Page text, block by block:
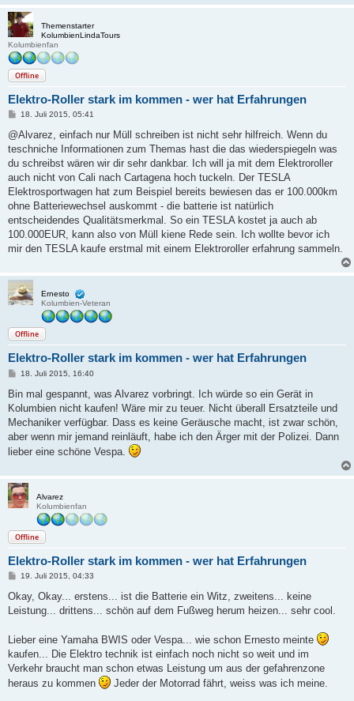
Themenstarter
KolumbienLindaTours
Kolumbienfan
Offline
Elektro-Roller stark im kommen - wer hat Erfahrungen
B
i
r
a
18. Juli 2015, 05:41
@Alvarez, einfach nur Müll schreiben ist nicht sehr hilfreich. Wenn du
teschniche Informationen zum Themas hast die das wiederspiegeln was
du schreibst wären wir dir sehr dankbar. Ich will ja mit dem Elektroroller
auch nicht von Cali nach Cartagena hoch tuckeln. Der TESLA
Elektrosportwagen hat zum Beispiel bereits bewiesen das er 100.000km
ohne Batteriewechsel auskommt - die batterie ist natürlich
entscheidendes Qualitätsmerkmal. So ein TESLA kostet ja auch ab
100.000EUR, kann also von Müll kiene Rede sein. Ich wollte bevor ich
mir den TESLA kaufe erstmal mit einem Elektroroller erfahrung sammeln.
Ernesto
Kolumbien-Veteran
Offline
Elektro-Roller stark im kommen - wer hat Erfahrungen
B
i
r
a
18. Juli 2015, 16:40
Bin mal gespannt, was Alvarez vorbringt. Ich würde so ein Gerät in
Kolumbien nicht kaufen! Wäre mir zu teuer. Nicht überall Ersatzteile und
Mechaniker verfügbar. Dass es keine Geräusche macht, ist zwar schön,
aber wenn mir jemand reinläuft, habe ich den Ärger mit der Polizei. Dann
lieber eine schöne Vespa.
Alvarez
Kolumbienfan
Offline
Elektro-Roller stark im kommen - wer hat Erfahrungen
B
i
r
19. Juli 2015, 04:33
Okay, Okay... erstens... ist die Batterie ein Witz, zweitens... keine
Leistung... drittens... schön auf dem Fußweg herum heizen... sehr cool.
Lieber eine Yamaha BWIS oder Vespa... wie schon Ernesto meinte
kaufen... Die Elektro technik ist einfach noch nicht so weit und im
Verkehr braucht man schon etwas Leistung um aus der gefahrenzone
heraus zu kommen
Jeder der Motorrad fährt, weiss was ich meine.